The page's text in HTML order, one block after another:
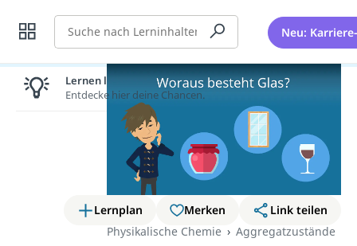
Suche Neu:
Lernplan Merken
Link teilen
Physikalische Chemie
Aggregatzustände
Lernen lohnt sich!
Entdecke hier deine Chancen.